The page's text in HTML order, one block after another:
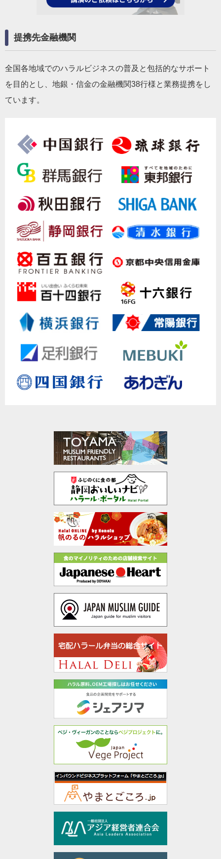
提携先金融機関
全国各地域でのハラルビジネスの普及と包括的なサポート
を目的とし、地銀・信金の金融機関38行様と業務提携をし
ています。